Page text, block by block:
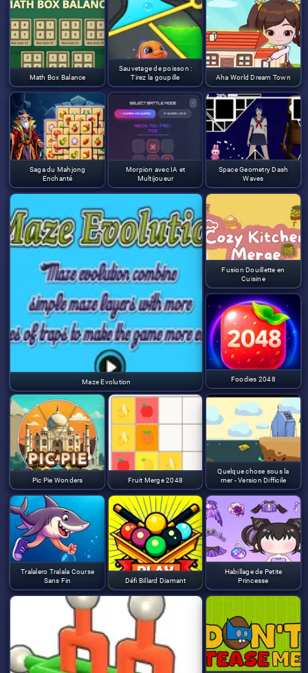
Math Box Balance
Sauvetage de poisson :
Tirez la goupille
Aha World Dream Town
Saga du Mahjong
Enchanté
Morpion avec IA et
Multijoueur
Space Geometry Dash
Waves
Maze Evolution
Fusion Douillette en
Cuisine
Foodies 2048
Pic Pie Wonders Fruit Merge 2048
Quelque chose sous la
mer - Version Difficile
Tralalero Tralala Course
Sans Fin
Défi Billard Diamant
Habillage de Petite
Princesse